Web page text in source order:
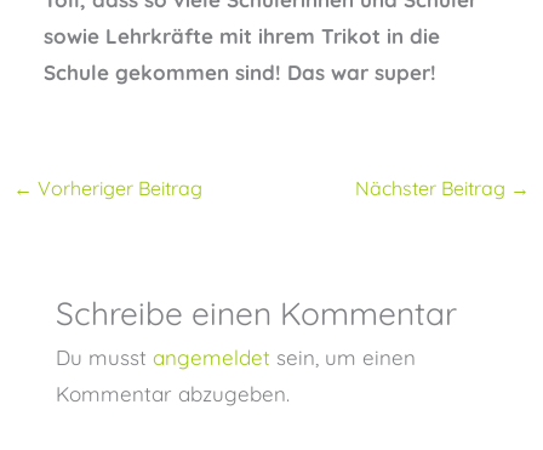
sowie Lehrkräfte mit ihrem Trikot in die
Schule gekommen sind! Das war super!
← Vorheriger Beitrag Nächster Beitrag →
Schreibe einen Kommentar
Du musst angemeldet sein, um einen
Kommentar abzugeben.